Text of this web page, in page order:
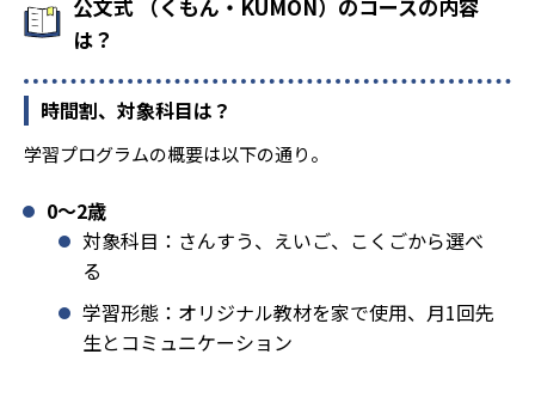
公文式 （くもん・KUMON）のコースの内容
は？
時間割、対象科目は？
学習プログラムの概要は以下の通り。
0〜2歳
対象科目：さんすう、えいご、こくごから選べ
る
学習形態：オリジナル教材を家で使用、月1回先
生とコミュニケーション